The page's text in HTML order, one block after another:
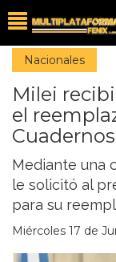
Nacionales
Milei
el
Cuadernos
Mediante una
le solicitó al
para su
Miércoles 17 de